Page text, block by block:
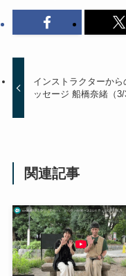
インストラクターから
ッセージ 船橋奈緒（3/
関連記事